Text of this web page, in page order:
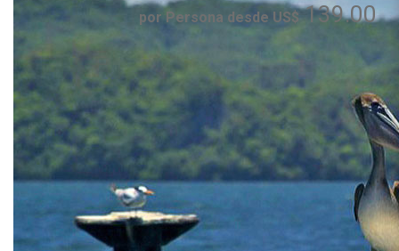
por Persona desde US$139.00